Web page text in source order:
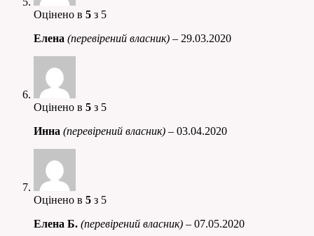
Оцінено в 5 з 5
Елена (перевірений власник) – 29.03.2020
Оцінено в 5 з 5
Инна (перевірений власник) – 03.04.2020
Оцінено в 5 з 5
Елена Б. (перевірений власник) – 07.05.2020